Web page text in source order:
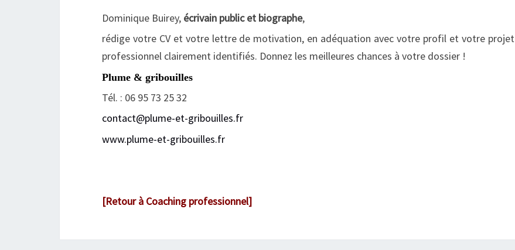
Dominique Buirey, écrivain public et biographe,
rédige votre CV et votre lettre de motivation, en adéquation avec votre profil et votre projet
professionnel clairement identifiés. Donnez les meilleures chances à votre dossier !
Plume & gribouilles
Tél. : 06 95 73 25 32
contact@plume-et-gribouilles.fr
www.plume-et-gribouilles.fr
[Retour à Coaching professionnel]